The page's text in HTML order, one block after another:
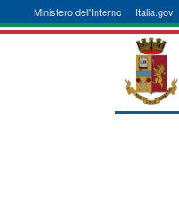
Ministero dell'Interno Italia.gov